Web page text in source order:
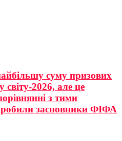
суму призових
світу-2026, але це
з тими
засновники ФІФА